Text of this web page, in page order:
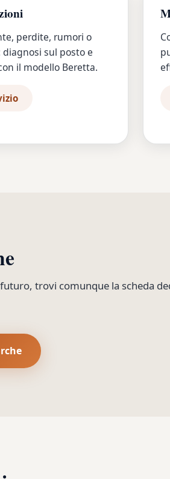
perdite, rumori o
sul posto e
il modello Beretta.
trovi comunque la scheda